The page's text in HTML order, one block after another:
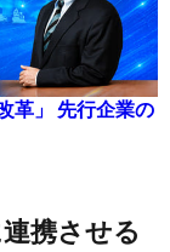
革」 先行企業の